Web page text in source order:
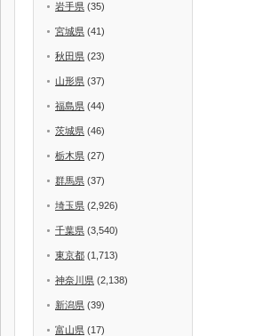
岩手県 (35)
宮城県 (41)
秋田県 (23)
山形県 (37)
福島県 (44)
茨城県 (46)
栃木県 (27)
群馬県 (37)
埼玉県 (2,926)
千葉県 (3,540)
東京都 (1,713)
神奈川県 (2,138)
新潟県 (39)
富山県 (17)